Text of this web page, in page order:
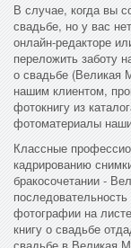
В случае, когда вы
свадьбе, но у вас
онлайн-редакторе
переложить заботу
о свадьбе (Великая
нашим клиентом,
фотокнигу из
фотоматериалы
Классные
кадрированию
бракосочетании -
фотографии на
книгу о свадьбе